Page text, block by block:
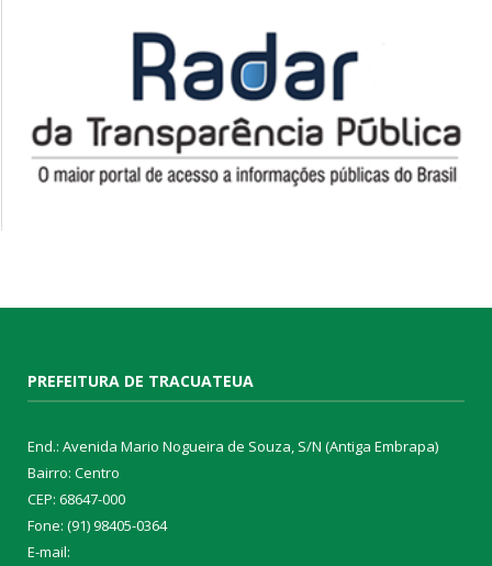
PREFEITURA DE TRACUATEUA
End.: Avenida Mario Nogueira de Souza, S/N (Antiga Embrapa)
Bairro: Centro
CEP: 68647-000
Fone: (91) 98405-0364
E-mail: